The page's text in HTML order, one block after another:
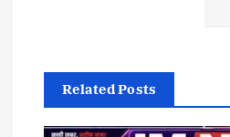
v
Related Posts